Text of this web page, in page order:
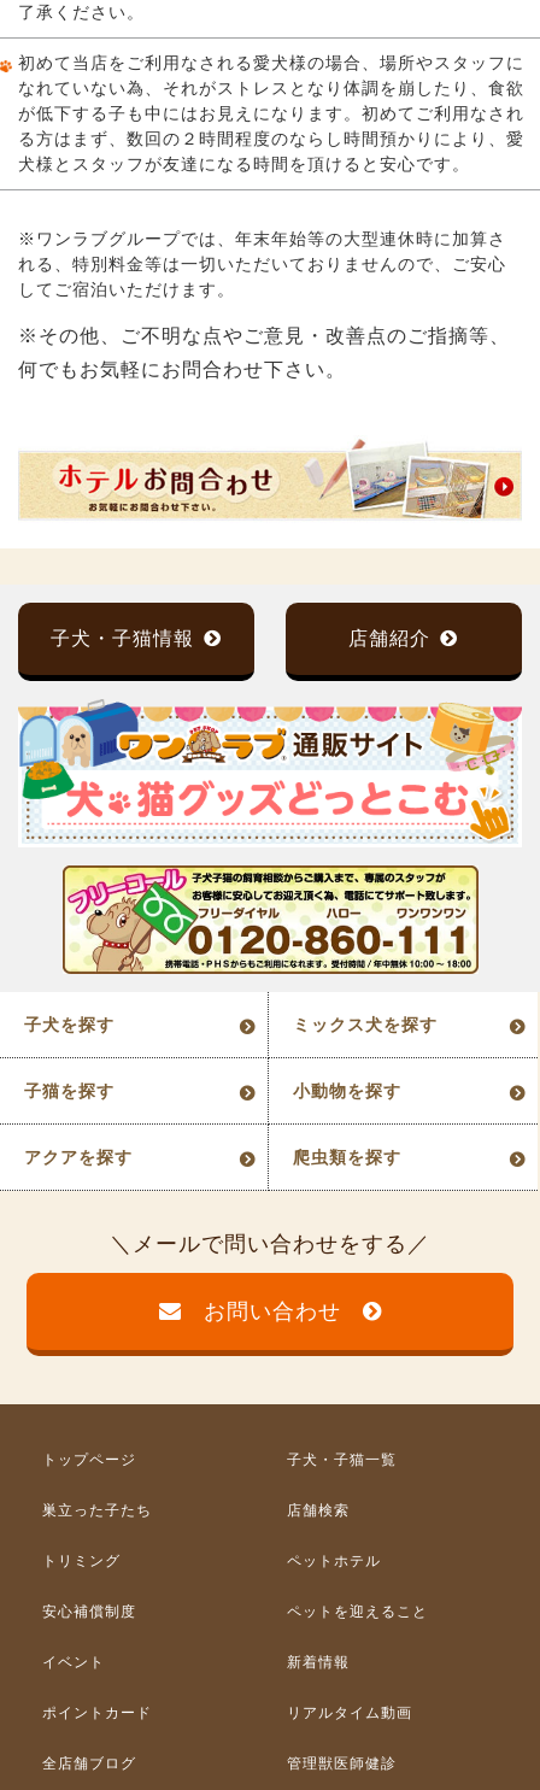
了承ください。
初めて当店をご利用なされる愛犬様の場合、場所やスタッフに
なれていない為、それがストレスとなり体調を崩したり、食欲
が低下する子も中にはお見えになります。初めてご利用なされ
る方はまず、数回の２時間程度のならし時間預かりにより、愛
犬様とスタッフが友達になる時間を頂けると安心です。
※ワンラブグループでは、年末年始等の大型連休時に加算さ
れる、特別料金等は一切いただいておりませんので、ご安心
してご宿泊いただけます。
※その他、ご不明な点やご意見・改善点のご指摘等、
何でもお気軽にお問合わせ下さい。
子犬・子猫情報 店舗紹介
子犬を探す ミックス犬を探す
子猫を探す 小動物を探す
アクアを探す 爬虫類を探す
メールで問い合わせをする
お問い合わせ
トップページ 子犬・子猫一覧
巣立った子たち 店舗検索
トリミング ペットホテル
安心補償制度 ペットを迎えること
イベント 新着情報
ポイントカード リアルタイム動画
全店舗ブログ 管理獣医師健診